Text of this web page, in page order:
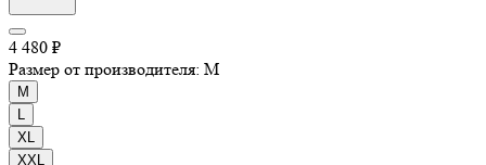
4 480 ₽
Размер от производителя: M
M
XL
XXL